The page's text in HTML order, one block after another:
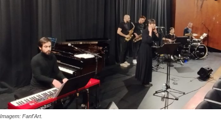
Imagem: Fanf'Art.